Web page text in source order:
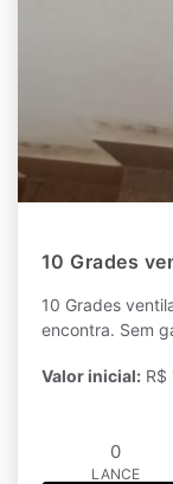
10 Grades
10 Grades
encontra. Sem
Valor inicial: R$
0
LANCE